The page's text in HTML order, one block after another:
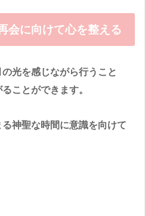
会に向けて心を整える
光を感じながら行うこと
ことができます。
神聖な時間に意識を向けて